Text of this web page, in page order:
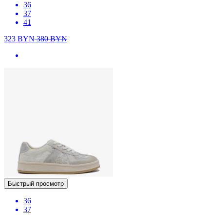
36
37
41
323 BYN380BYN
Быстрый просмотр
36
37